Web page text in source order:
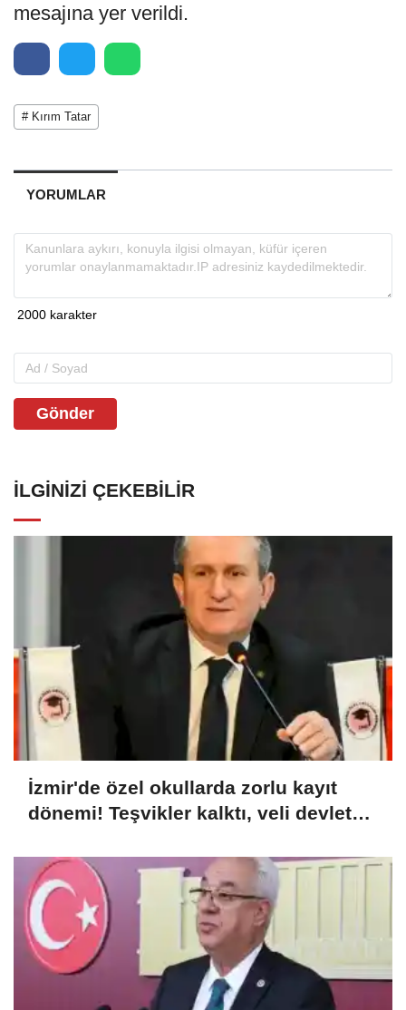
mesajına yer verildi.
# Kırım Tatar
YORUMLAR
Gönder
İLGINIZI ÇEKEBILIR
İzmir'de özel okullarda zorlu kayıt
dönemi! Teşvikler kalktı, veli devlet